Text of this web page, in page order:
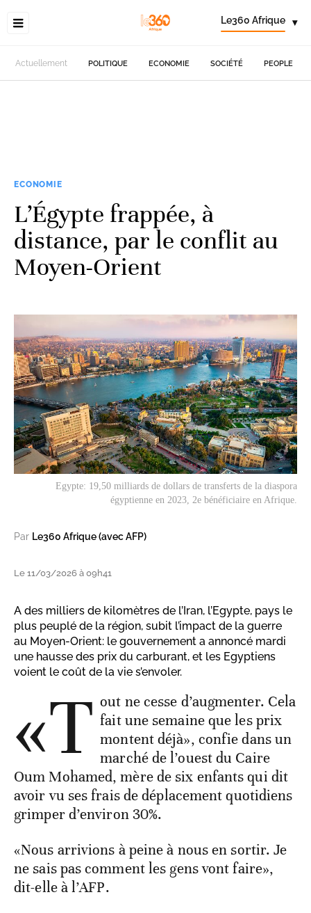
Le360 Afrique ▾
Actuellement POLITIQUE ECONOMIE SOCIÉTÉ PEOPLE
ECONOMIE
L’Égypte frappée, à
distance, par le conflit au
Moyen-Orient
Egypte: 19,50 milliards de dollars de transferts de la diaspora
égyptienne en 2023, 2e bénéficiaire en Afrique.
Par Le360 Afrique (avec AFP)
Le 11/03/2026 à 09h41
A des milliers de kilomètres de l’Iran, l’Egypte, pays le
plus peuplé de la région, subit l’impact de la guerre
au Moyen-Orient: le gouvernement a annoncé mardi
une hausse des prix du carburant, et les Egyptiens
voient le coût de la vie s’envoler.
«T out ne cesse d’augmenter. Cela
fait une semaine que les prix
montent déjà», confie dans un
marché de l’ouest du Caire
Oum Mohamed, mère de six enfants qui dit
avoir vu ses frais de déplacement quotidiens
grimper d’environ 30%.
«Nous arrivions à peine à nous en sortir. Je
ne sais pas comment les gens vont faire»,
dit-elle à l’AFP.